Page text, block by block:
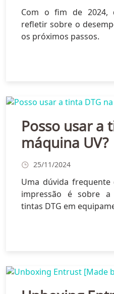
Com o fim de 2024,
refletir sobre o
os próximos passos.
Posso usar a
máquina UV?
25/11/2024
Uma dúvida
impressão é sobre
tintas DTG em